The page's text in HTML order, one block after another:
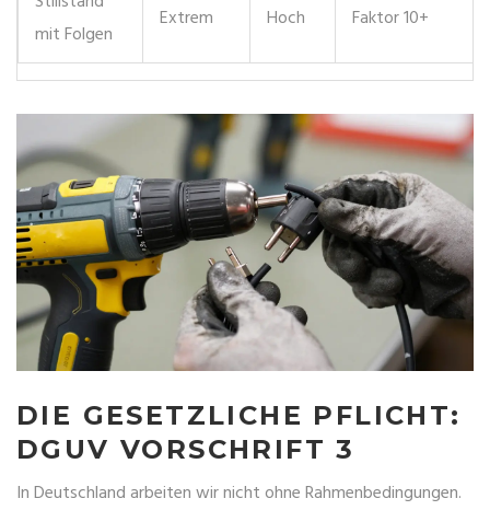
mit Folgen
Extrem Hoch Faktor 10+
DIE GESETZLICHE PFLICHT:
DGUV VORSCHRIFT 3
In Deutschland arbeiten wir nicht ohne Rahmenbedingungen.